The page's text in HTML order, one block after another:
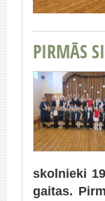
PIRMĀS
skolnieki
gaitas.